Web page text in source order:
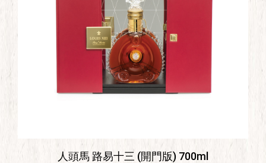
人頭馬 路易十三 (開門版) 700ml